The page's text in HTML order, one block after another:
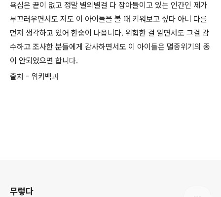
욕심은 끝이 없고 정말 별의별걸 다 잡아들이고 있는 인간인 제가
부끄러우면서도 저도 이 아이들을 볼 때 키워보고 싶다 아니 다를
먼저 생각하고 있어 한숨이 나옵니다. 위험한 걸 알면서도 그걸 감
수하고 조사한 분들에게 감사하면서도 이 아이들은 멸종위기의 종
이 안되었으면 합니다.
출처 - 위키백과
무렇다